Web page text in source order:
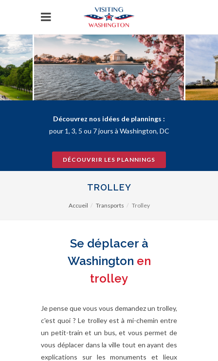
Découvrez nos idées de plannings :
pour 1, 3, 5 ou 7 jours à Washington, DC
DÉCOUVRIR LES PLANNINGS
TROLLEY
Accueil Transports Trolley
Se déplacer à
Washington en
trolley
Je pense que vous vous demandez un trolley,
c'est quoi ? Le trolley est à mi-chemin entre
un petit-train et un bus, et vous permet de
vous déplacer dans la ville tout en ayant des
explications sur les monuments et lieux
Panneau de gestion des cookies